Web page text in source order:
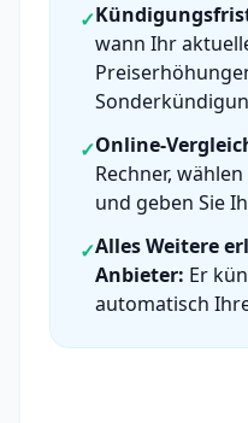
✓
wann Ihr
✓Online-
Rechner,
und geben Sie
✓Alles Weitere
Anbieter: Er
automatisch